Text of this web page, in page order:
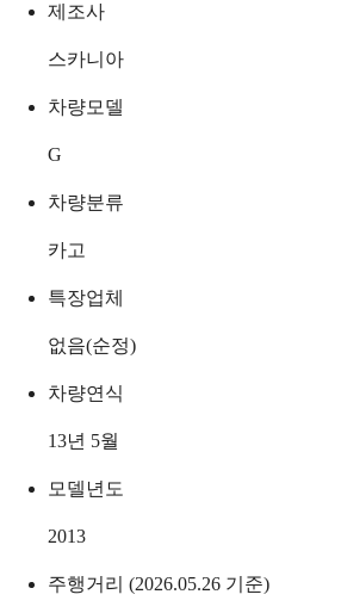
제조사
스카니아
차량모델
G
차량분류
카고
특장업체
없음(순정)
차량연식
13년 5월
모델년도
2013
주행거리 (2026.05.26 기준)